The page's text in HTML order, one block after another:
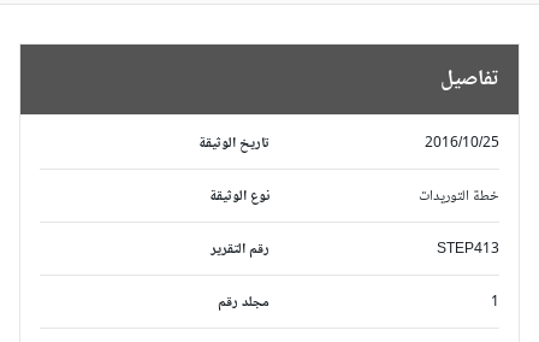
تفاصيل
تاريخ الوثيقة 2016/10/25
نوع الوثيقة خطة التوريدات
رقم التقرير STEP413
مجلد رقم